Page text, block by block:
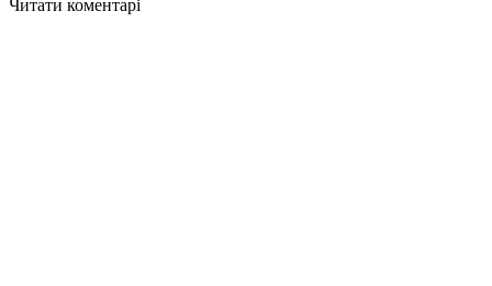
Читати коментарі